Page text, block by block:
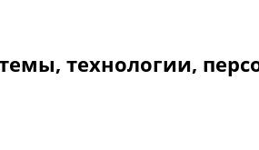
технологии,